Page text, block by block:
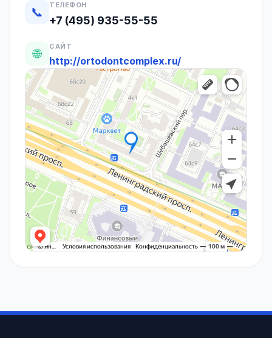
📞 ТЕЛЕФОН
+7 (495) 935-55-55
🌐 САЙТ
http://ortodontcomplex.ru/